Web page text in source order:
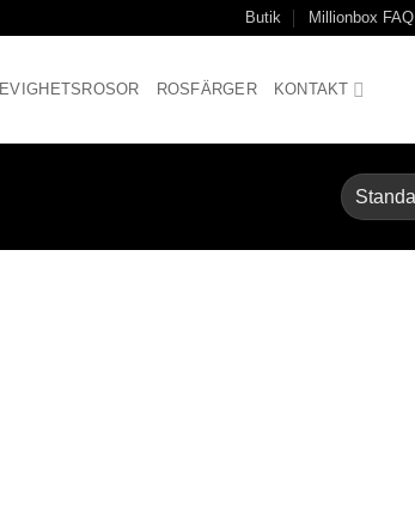
Butik Millionbox FAQ
EVIGHETSROSOR ROSFÄRGER KONTAKT